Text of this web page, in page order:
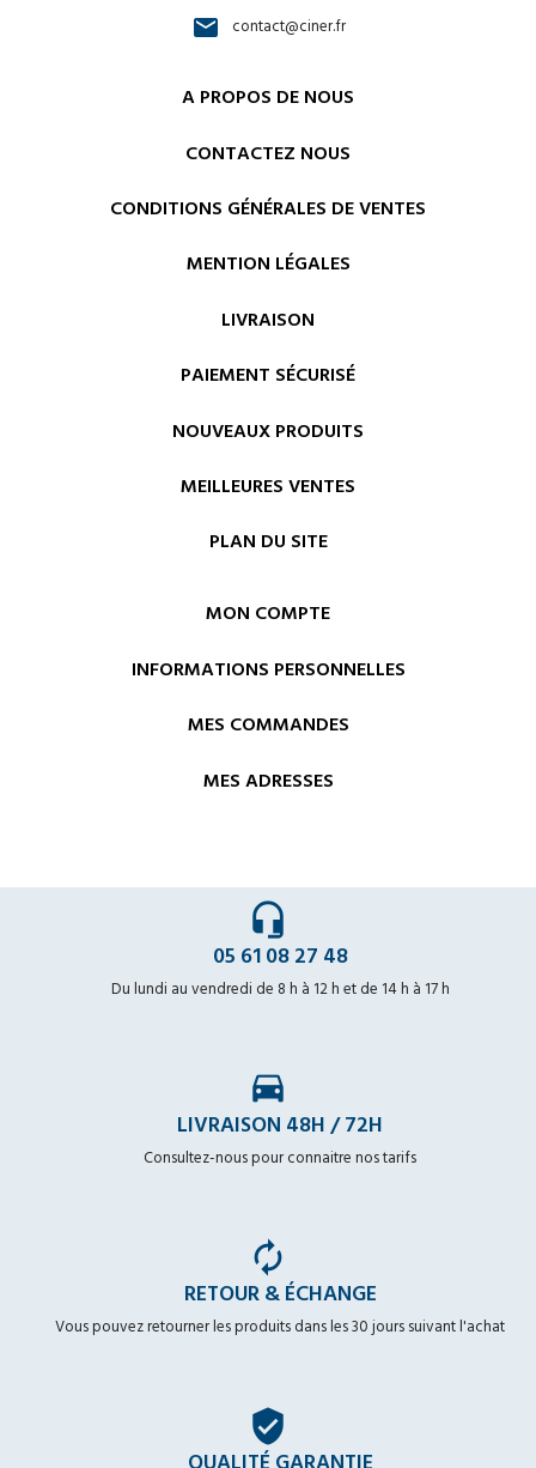
email contact@ciner.fr
A PROPOS DE NOUS
CONTACTEZ NOUS
CONDITIONS GÉNÉRALES DE VENTES
MENTION LÉGALES
LIVRAISON
PAIEMENT SÉCURISÉ
NOUVEAUX PRODUITS
MEILLEURES VENTES
PLAN DU SITE
MON COMPTE
INFORMATIONS PERSONNELLES
MES COMMANDES
MES ADRESSES
headset_mic
05 61 08 27 48
Du lundi au vendredi de 8 h à 12 h et de 14 h à 17 h
time_to_leave
LIVRAISON 48H / 72H
Consultez-nous pour connaitre nos tarifs
autorenew
RETOUR & ÉCHANGE
Vous pouvez retourner les produits dans les 30 jours suivant l'achat
verified_user